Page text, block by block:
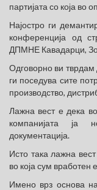
партијата со која во
Најостро ги
конференција од
ДПМНЕ Кавадарци,
Одговорно ви тврдам
ги поседува сите
производство,
Лажна вест е дека
компанијата ја
документација.
Исто така лажна
во која сум вработен
Имено врз основа